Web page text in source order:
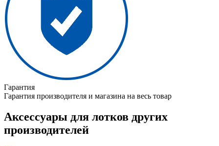
Гарантия
Гарантия производителя и магазина на весь товар
Аксессуары для лотков других
производителей